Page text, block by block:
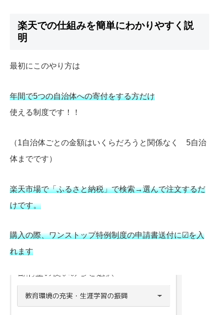
楽天での仕組みを簡単にわかりやすく説
明
最初にこのやり方は
年間で5つの自治体への寄付をする方だけ
使える制度です！！
（1自治体ごとの金額はいくらだろうと関係なく 5自治
体までです）
楽天市場で「ふるさと納税」で検索→選んで注文するだ
けです。
購入の際、ワンストップ特例制度の申請書送付に☑を入
れます